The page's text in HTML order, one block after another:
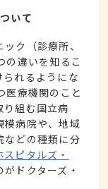
いて
ク（診療所、
の違いを知るこ
れるようにな
医療機関のこと
り組む国立病
模病院や、地域
などの種類に分
ピタルズ・
ドクターズ・